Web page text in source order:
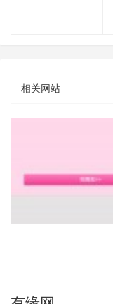
相关网站